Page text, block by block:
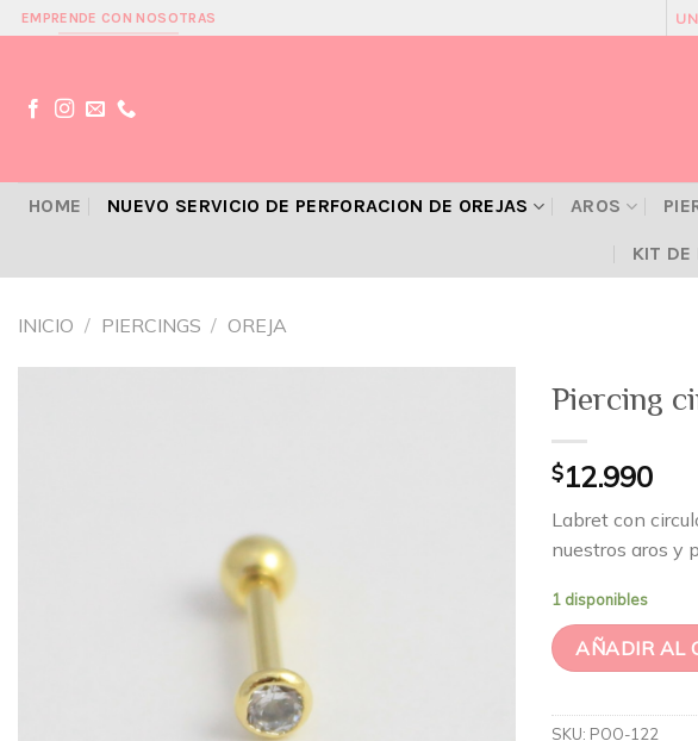
Skip
EMPRENDE CON NOSOTRAS
HOME NUEVO SERVICIO DE PERFORACION DE OREJAS AROS
KIT DE
INICIO / PIERCINGS / OREJA
Piercing
$12.990
Labret con
nuestros aros y
1 disponibles
AÑADIR AL
SKU: POO-122